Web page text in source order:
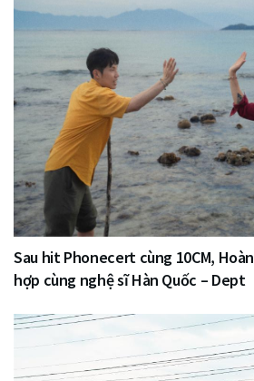
Sau hit Phonecert cùng 10CM,
hợp cùng nghệ sĩ Hàn Quốc – Dept